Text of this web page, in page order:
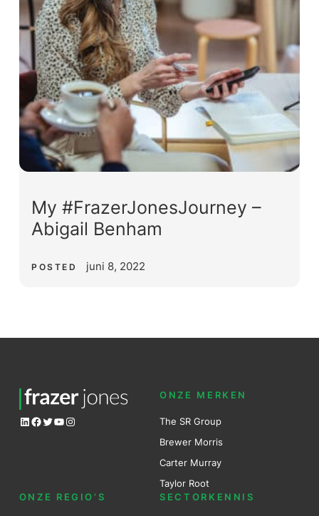
My #FrazerJonesJourney –
Abigail Benham
POSTED juni 8, 2022
LinkedIn
Facebook
Twitter
YouTube
Instagram
ONZE MERKEN
The SR Group
Brewer Morris
Carter Murray
Taylor Root
ONZE REGIO’S
SECTORKENNIS